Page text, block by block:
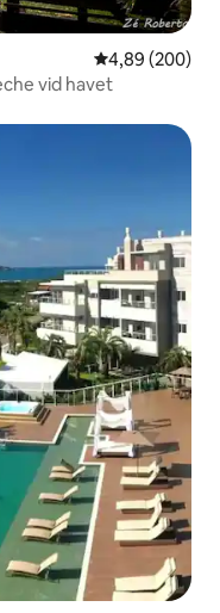
4,89 av 5 i
4,89 (200)
vid havet